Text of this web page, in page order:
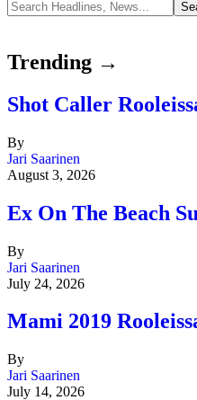
Trending →
Shot Caller
By
Jari Saarinen
August 3, 2026
Ex On The Beach
By
Jari Saarinen
July 24, 2026
Mami 2019
By
Jari Saarinen
July 14, 2026